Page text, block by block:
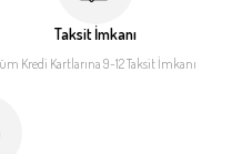
Taksit İmkanı
Kredi Kartlarına 9-12Taksit İmkanı